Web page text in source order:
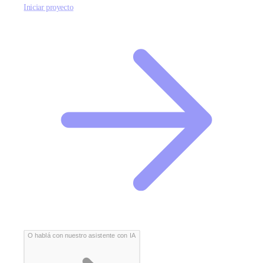
Iniciar proyecto
O hablá con nuestro asistente con IA